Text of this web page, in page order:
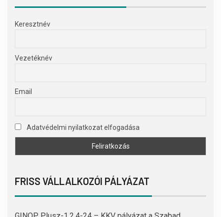
Keresztnév
Vezetéknév
Email
Adatvédelmi nyilatkozat elfogadása
FRISS VÁLLALKOZÓI PÁLYÁZAT